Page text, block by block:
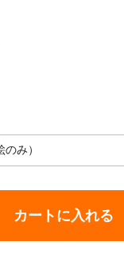
カートに入れる